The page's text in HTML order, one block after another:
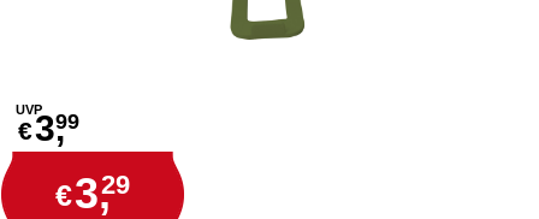
UVP
€3,99
€3,29